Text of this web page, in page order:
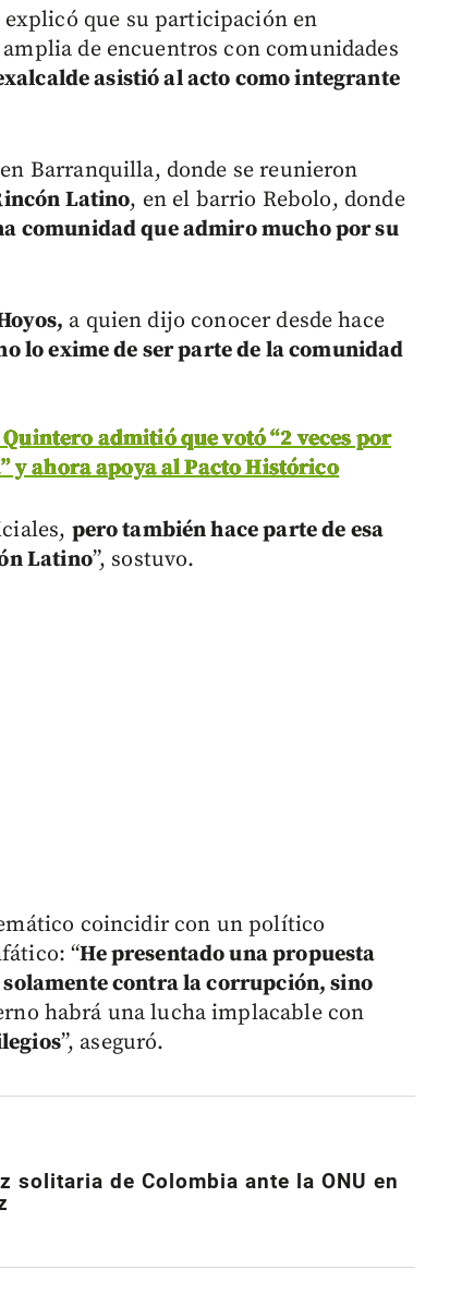
explicó que su participación en
de encuentros con comunidades
asistió al acto como integrante
Barranquilla, donde se reunieron
Latino, en el barrio Rebolo, donde
comunidad que admiro mucho por su
a quien dijo conocer desde hace
lo exime de ser parte de la comunidad
admitió que votó “2 veces por
y ahora apoya al Pacto Histórico
pero también hace parte de esa
Latino”, sostuvo.
coincidir con un político
“He presentado una propuesta
contra la corrupción, sino
habrá una lucha implacable con
”, aseguró.
solitaria de Colombia ante la ONU en